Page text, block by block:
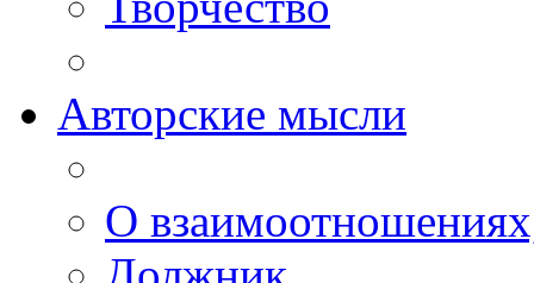
Авторские мысли
О